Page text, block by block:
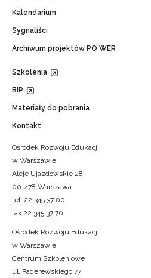
Kalendarium
Sygnaliści
Archiwum projektów PO WER
Szkolenia
BIP
Materiały do pobrania
Kontakt
Ośrodek Rozwoju Edukacji
w Warszawie
Aleje Ujazdowskie 28
00-478 Warszawa
tel. 22 345 37 00
fax 22 345 37 70
Ośrodek Rozwoju Edukacji
w Warszawie
Centrum Szkoleniowe
ul. Paderewskiego 77